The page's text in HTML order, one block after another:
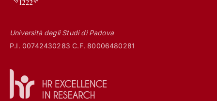
Università degli Studi di Padova
P.I. 00742430283 C.F. 80006480281